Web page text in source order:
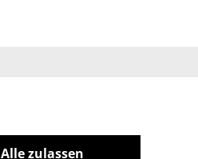
Alle zulassen